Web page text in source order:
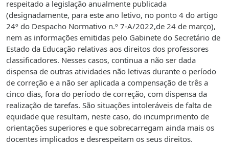
respeitado a legislação anualmente publicada
(designadamente, para este ano letivo, no ponto 4 do artigo
24º do Despacho Normativo n.º 7-A/2022,de 24 de março),
nem as informações emitidas pelo Gabinete do Secretário de
Estado da Educação relativas aos direitos dos professores
classificadores. Nesses casos, continua a não ser dada
dispensa de outras atividades não letivas durante o período
de correção e a não ser aplicada a compensação de três a
cinco dias, fora do período de correção, com dispensa da
realização de tarefas. São situações intoleráveis de falta de
equidade que resultam, neste caso, do incumprimento de
orientações superiores e que sobrecarregam ainda mais os
docentes implicados e desrespeitam os seus direitos.